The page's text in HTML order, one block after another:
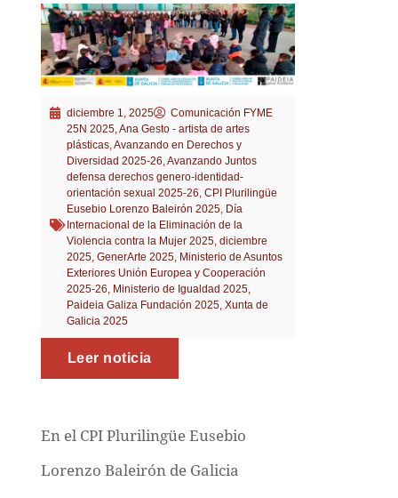
diciembre 1, 2025
Comunicación FYME
25N 2025,Ana Gesto - artista de artes
plásticas,Avanzando en Derechos y
Diversidad 2025-26,Avanzando Juntos
defensa derechos genero-identidad-
orientación sexual 2025-26, CPI Plurilingüe
Eusebio Lorenzo Baleirón 2025, Día
Internacional de la Eliminación de la
Violencia contra la Mujer 2025, diciembre
2025, GenerArte 2025, Ministerio de Asuntos
Exteriores Unión Europea y Cooperación
2025-26, Ministerio de Igualdad 2025,
Paideia Galiza Fundación 2025, Xunta de
Galicia 2025
Leer noticia
En el CPI Plurilingüe Eusebio
Lorenzo Baleirón de Galicia